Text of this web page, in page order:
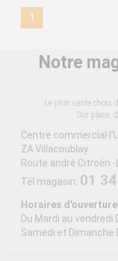
1
Notre
Le plus vaste choix
Sur place,
Centre commercial
ZA Villacoublay
Route andré Citroën -
Tél magasin: 01
Horaires
Du Mardi au vendredi
Samedi et Dimanche